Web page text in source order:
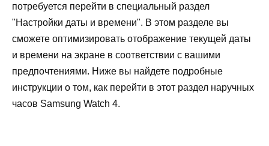
потребуется перейти в специальный раздел
"Настройки даты и времени". В этом разделе вы
сможете оптимизировать отображение текущей даты
и времени на экране в соответствии с вашими
предпочтениями. Ниже вы найдете подробные
инструкции о том, как перейти в этот раздел наручных
часов Samsung Watch 4.